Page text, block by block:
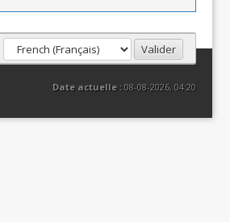
Date actuelle :08-08-2026, 04:20